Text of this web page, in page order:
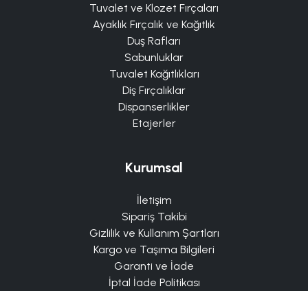
Tuvalet ve Klozet Fırçaları
Ayaklık Fırçalık ve Kağıtlık
Duş Rafları
Sabunluklar
Tuvalet Kağıtlıkları
Diş Fırçalıklar
Dispanserlikler
Etajerler
Kurumsal
İletişim
Sipariş Takibi
Gizlilik ve Kullanım Şartları
Kargo ve Taşıma Bilgileri
Garanti ve İade
İptal İade Politikası